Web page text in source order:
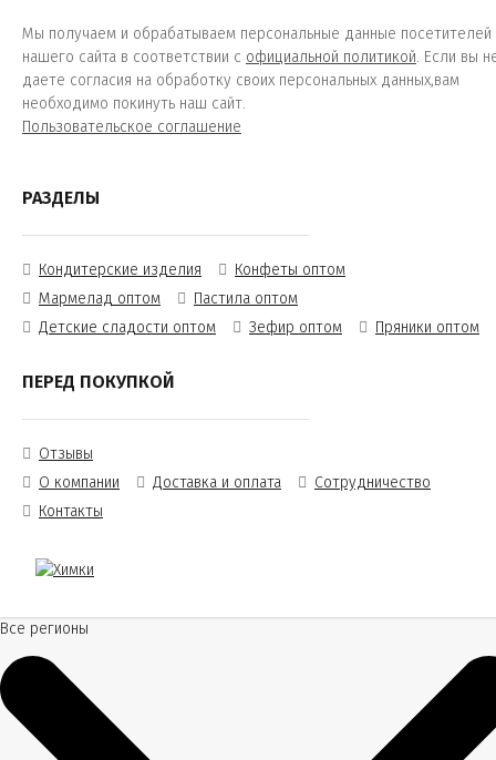
Мы получаем и обрабатываем персональные данные посетителей
нашего сайта в соответствии с официальной политикой. Если вы
даете согласия на обработку своих персональных данных,вам
необходимо покинуть наш сайт.
Пользовательское соглашение
РАЗДЕЛЫ
Кондитерские изделия
Конфеты оптом
Мармелад оптом
Пастила оптом
Детские сладости оптом
Зефир оптом Пряники оптом
ПЕРЕД ПОКУПКОЙ
Отзывы
О компании
Доставка и оплата
Сотрудничество
Контакты
Все регионы